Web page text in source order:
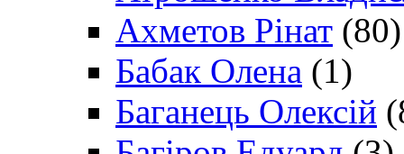
Ахметов Рінат (80)
Бабак Олена (1)
Баганець Олексій